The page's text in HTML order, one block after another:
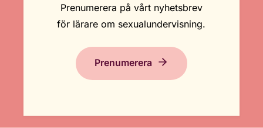
Prenumerera på vårt nyhetsbrev
för lärare om sexualundervisning.
Prenumerera